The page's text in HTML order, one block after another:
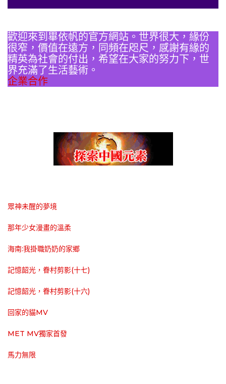
歡迎來到畢依帆的官方網站。世界很大，緣份
很窄，價值在遠方，同頻在咫尺，感謝有緣的
精英為社會的付出，希望在大家的努力下，世
界充滿了生活藝術。
企業合作
眾神未醒的夢境
那年少女漫畫的溫柔
海南:我掛職奶奶的家鄉
記憶韶光，眷村剪影(十七)
記憶韶光，眷村剪影(十六)
回家的貓MV
MET MV獨家首發
馬力無限